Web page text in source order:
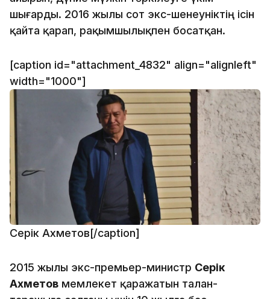
шығарды. 2016 жылы сот экс-шенеуніктің ісін
қайта қарап, рақымшылықпен босатқан.
[caption id="attachment_4832" align="alignleft"
width="1000"]
Серік Ахметов[/caption]
2015 жылы экс-премьер-министр Серік
Ахметов мемлекет қаражатын талан-